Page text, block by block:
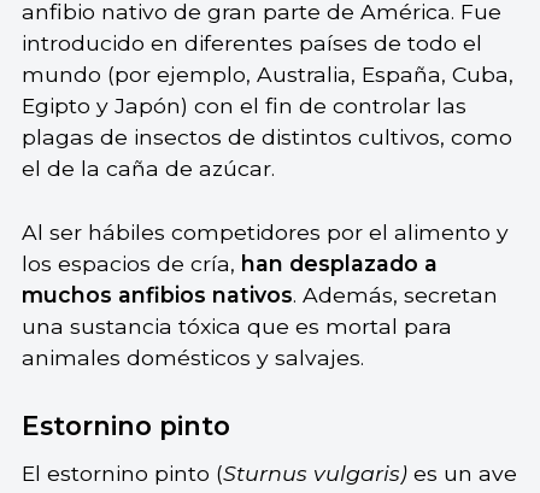
anfibio nativo de gran parte de América. Fue
introducido en diferentes países de todo el
mundo (por ejemplo, Australia, España, Cuba,
Egipto y Japón) con el fin de controlar las
plagas de insectos de distintos cultivos, como
el de la caña de azúcar.
Al ser hábiles competidores por el alimento y
los espacios de cría, han desplazado a
muchos anfibios nativos. Además, secretan
una sustancia tóxica que es mortal para
animales domésticos y salvajes.
Estornino pinto
El estornino pinto (Sturnus vulgaris) es un ave